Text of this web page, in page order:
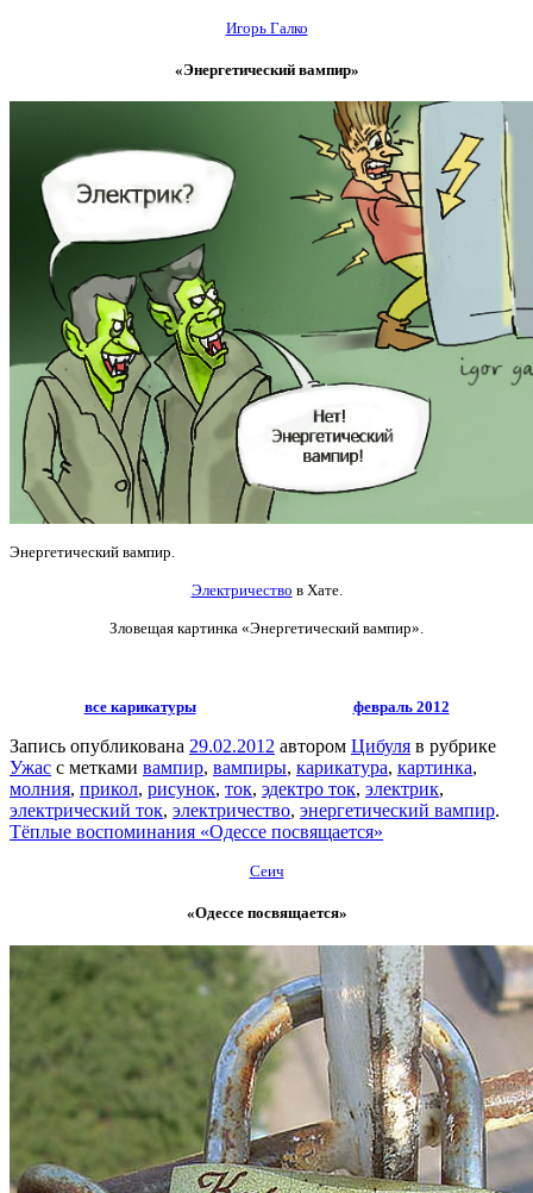
Игорь Галко
«Энергетический вампир»
Энергетический вампир.
Электричество в Хате.
Зловещая картинка «Энергетический вампир».
все карикатуры февраль 2012
Запись опубликована 29.02.2012 автором Цибуля в рубрике
Ужас с метками вампир, вампиры, карикатура, картинка,
молния, прикол, рисунок, ток, эдектро ток, электрик,
электрический ток, электричество, энергетический вампир.
Тёплые воспоминания «Одессе посвящается»
Сеич
«Одессе посвящается»